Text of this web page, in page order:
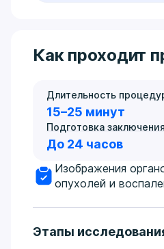
Как проходит
Длительность
15–25 минут
Подготовка
До 24 часов
Изображения
опухолей и
Этапы